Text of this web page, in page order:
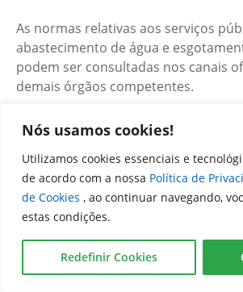
Nós usamos cookies!
Utilizamos cookies essenciais e
de acordo com a nossa Política de
de Cookies , ao continuar navegando,
estas condições.
Redefinir Cookies
As normas relativas aos serviços
abastecimento de água e
podem ser consultadas nos canais
demais órgãos competentes.
Entre os principais normativos
Lei Federal nº 11.445/2007;
Lei Federal nº 12.527/2011;
Lei Estadual nº 14.939/2004;
Lei Estadual nº 18.025/2013;
Resoluções Normativas da AGR; e
Lei Estadual nº 23.988/2025.